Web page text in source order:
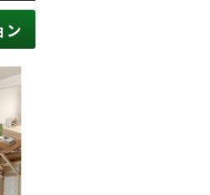
ン